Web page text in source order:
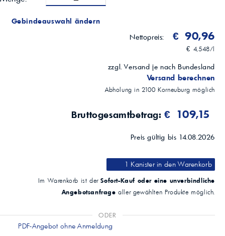
Gebindeauswahl ändern
Nettopreis:
€ 90,96
€ 4,548/l
zzgl. Versand je nach Bundesland
Versand berechnen
Abholung in2100 Korneuburg möglich
Bruttogesamtbetrag:€ 109,15
Preis gültig bis 14.08.2026
1 Kanisterin den Warenkorb
Im Warenkorb ist derSofort-Kauf oder eine unverbindliche
Angebotsanfrage aller gewählten Produkte möglich.
ODER
PDF-Angebot ohne Anmeldung